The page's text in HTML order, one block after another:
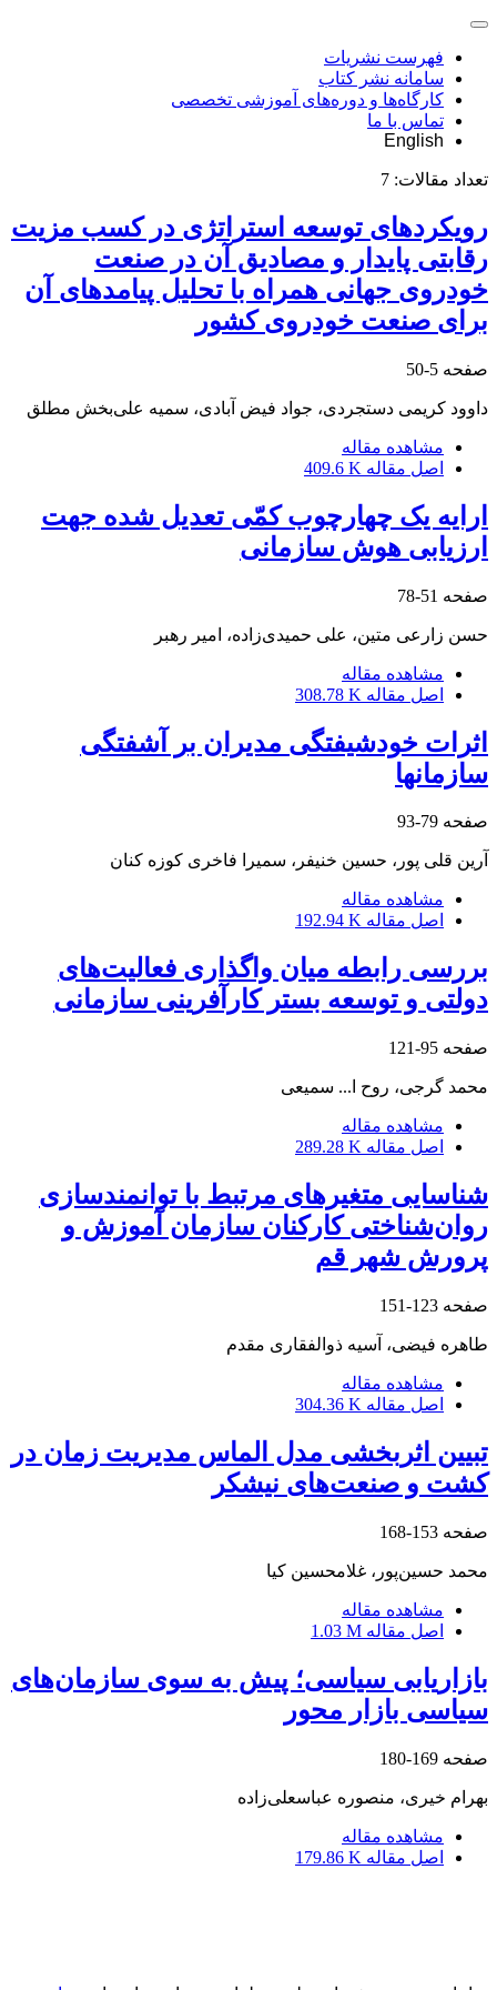
فهرست نشریات
سامانه نشر کتاب
کارگاه‌ها و دوره‌های آموزشی تخصصی
تماس با ما
English
تعداد مقالات: 7
رویکردهای توسعه استراتژی در کسب مزیت
رقابتی پایدار و مصادیق آن در صنعت
خودروی جهانی همراه با تحلیل پیامدهای آن
برای صنعت خودروی کشور
صفحه 5-50
داوود کریمی دستجردی، جواد فیض آبادی، سمیه علی‌بخش مطلق
مشاهده مقاله
اصل مقاله 409.6 K
ارایه یک چهارچوب کمّی تعدیل شده جهت
ارزیابی هوش سازمانی
صفحه 51-78
حسن زارعی متین، علی حمیدی‌زاده، امیر رهبر
مشاهده مقاله
اصل مقاله 308.78 K
اثرات خودشیفتگی مدیران بر آشفتگی
سازمانها
صفحه 79-93
آرین قلی پور، حسین خنیفر، سمیرا فاخری کوزه کنان
مشاهده مقاله
اصل مقاله 192.94 K
بررسی رابطه میان واگذاری فعالیت‌های
دولتی و توسعه بستر کارآفرینی سازمانی
صفحه 95-121
محمد گرجی، روح ا... سمیعی
مشاهده مقاله
اصل مقاله 289.28 K
شناسایی متغیرهای مرتبط با توانمندسازی
روان‌شناختی کارکنان سازمان آموزش و
پرورش شهر قم
صفحه 123-151
طاهره فیضی، آسیه ذوالفقاری مقدم
مشاهده مقاله
اصل مقاله 304.36 K
تبیین اثربخشی مدل الماس مدیریت زمان در
کشت و صنعت‌های نیشکر
صفحه 153-168
محمد حسین‌پور، غلامحسین کیا
مشاهده مقاله
اصل مقاله 1.03 M
بازاریابی سیاسی؛ پیش به سوی سازمان‌های
سیاسی بازار محور
صفحه 169-180
بهرام خیری، منصوره عباسعلی‌زاده
مشاهده مقاله
اصل مقاله 179.86 K